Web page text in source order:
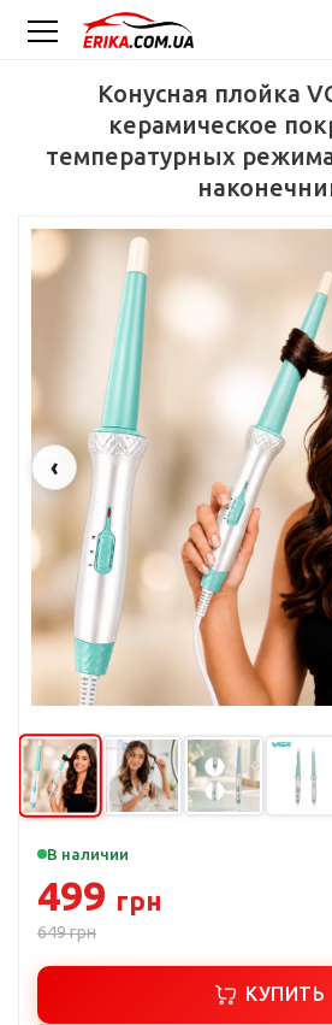
Конусная плойка
керамическое
температурных
‹
В наличии
499 грн
649грн
КУПИТЬ